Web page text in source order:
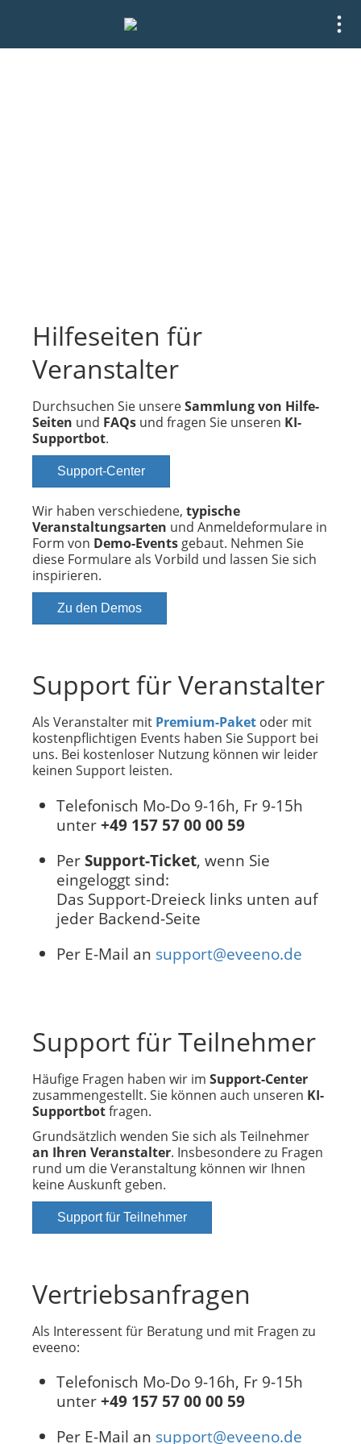
Hilfeseiten für
Veranstalter
Durchsuchen Sie unsereSammlung von Hilfe-
Seiten und FAQs und fragen Sie unseren KI-
Supportbot.
Support-Center
Wir haben verschiedene, typische
Veranstaltungsarten und Anmeldeformulare in
Form von Demo-Events gebaut. Nehmen Sie
diese Formulare als Vorbild und lassen Sie sich
inspirieren.
Zu den Demos
Support für Veranstalter
Als Veranstalter mit Premium-Paket oder mit
kostenpflichtigen Events haben Sie Support bei
uns. Bei kostenloser Nutzung können wir leider
keinen Support leisten.
Telefonisch Mo-Do 9-16h, Fr 9-15h
unter+49 157 57 00 00 59
PerSupport-Ticket, wenn Sie
eingeloggt sind:
Das Support-Dreieck links unten auf
jeder Backend-Seite
Per E-Mail an support@eveeno.de
Support für Teilnehmer
Häufige Fragen haben wir im Support-Center
zusammengestellt. Sie können auch unseren KI-
Supportbotfragen.
Grundsätzlich wenden Sie sich als Teilnehmer
an Ihren Veranstalter. Insbesondere zu Fragen
rund um die Veranstaltung können wir Ihnen
keine Auskunft geben.
Support für Teilnehmer
Vertriebsanfragen
Als Interessent für Beratung und mit Fragen zu
eveeno:
Telefonisch Mo-Do 9-16h, Fr 9-15h
unter+49 157 57 00 00 59
Per E-Mail an support@eveeno.de